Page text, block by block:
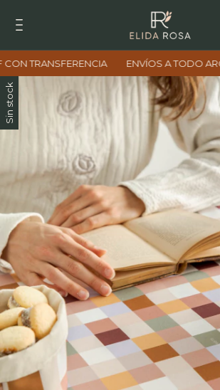
ENVÍOS A TODO ARGENTINA
Sin stock